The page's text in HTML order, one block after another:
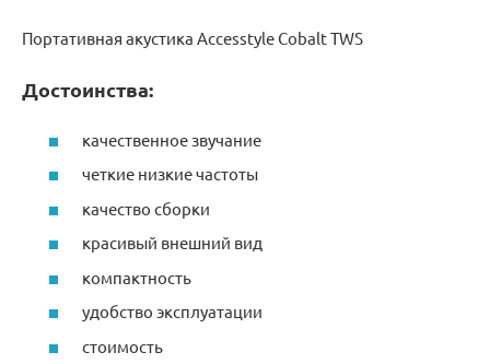
Портативная акустика Accesstyle Cobalt TWS
Достоинства:
качественное звучание
четкие низкие частоты
качество сборки
красивый внешний вид
компактность
удобство эксплуатации
стоимость